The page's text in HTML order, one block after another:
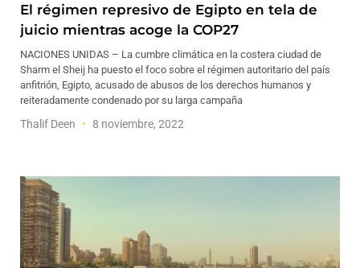
El régimen represivo de Egipto en tela de
juicio mientras acoge la COP27
NACIONES UNIDAS – La cumbre climática en la costera ciudad de
Sharm el Sheij ha puesto el foco sobre el régimen autoritario del país
anfitrión, Egipto, acusado de abusos de los derechos humanos y
reiteradamente condenado por su larga campaña
Thalif Deen 8 noviembre, 2022